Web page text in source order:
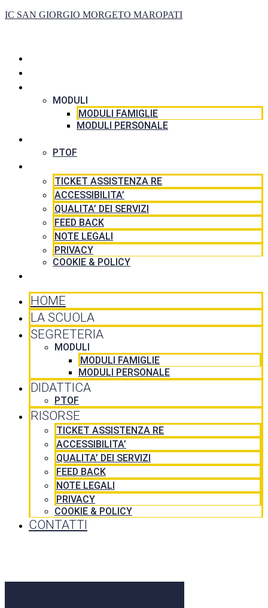
IC SAN GIORGIO MORGETO MAROPATI
MODULI
MODULI FAMIGLIE
MODULI PERSONALE
PTOF
TICKET ASSISTENZA RE
ACCESSIBILITA’
QUALITA’ DEI SERVIZI
FEED BACK
NOTE LEGALI
PRIVACY
COOKIE & POLICY
HOME
LA SCUOLA
SEGRETERIA
MODULI
MODULI FAMIGLIE
MODULI PERSONALE
DIDATTICA
PTOF
RISORSE
TICKET ASSISTENZA RE
ACCESSIBILITA’
QUALITA’ DEI SERVIZI
FEED BACK
NOTE LEGALI
PRIVACY
COOKIE & POLICY
CONTATTI